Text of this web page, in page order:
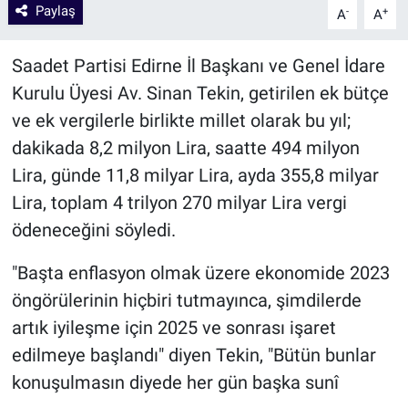
Paylaş A- A+
Saadet Partisi Edirne İl Başkanı ve Genel İdare
Kurulu Üyesi Av. Sinan Tekin, getirilen ek bütçe
ve ek vergilerle birlikte millet olarak bu yıl;
dakikada 8,2 milyon Lira, saatte 494 milyon
Lira, günde 11,8 milyar Lira, ayda 355,8 milyar
Lira, toplam 4 trilyon 270 milyar Lira vergi
ödeneceğini söyledi.
"Başta enflasyon olmak üzere ekonomide 2023
öngörülerinin hiçbiri tutmayınca, şimdilerde
artık iyileşme için 2025 ve sonrası işaret
edilmeye başlandı" diyen Tekin, "Bütün bunlar
konuşulmasın diyede her gün başka sunî